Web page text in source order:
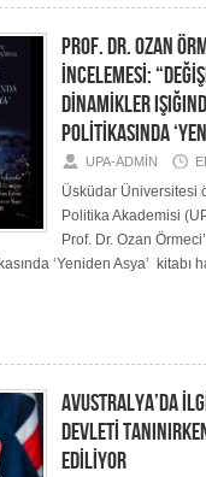
PROF. DR. OZAN
İNCELEMESİ:
DİNAMİKLER
POLİTİKASINDA
UPA-ADMIN
Üsküdar Üniversitesi
Politika Akademisi
Prof. Dr. Ozan
‘Yeniden Asya’ kitabı
AVUSTRALYA’DA
DEVLETİ
EDİLİYOR